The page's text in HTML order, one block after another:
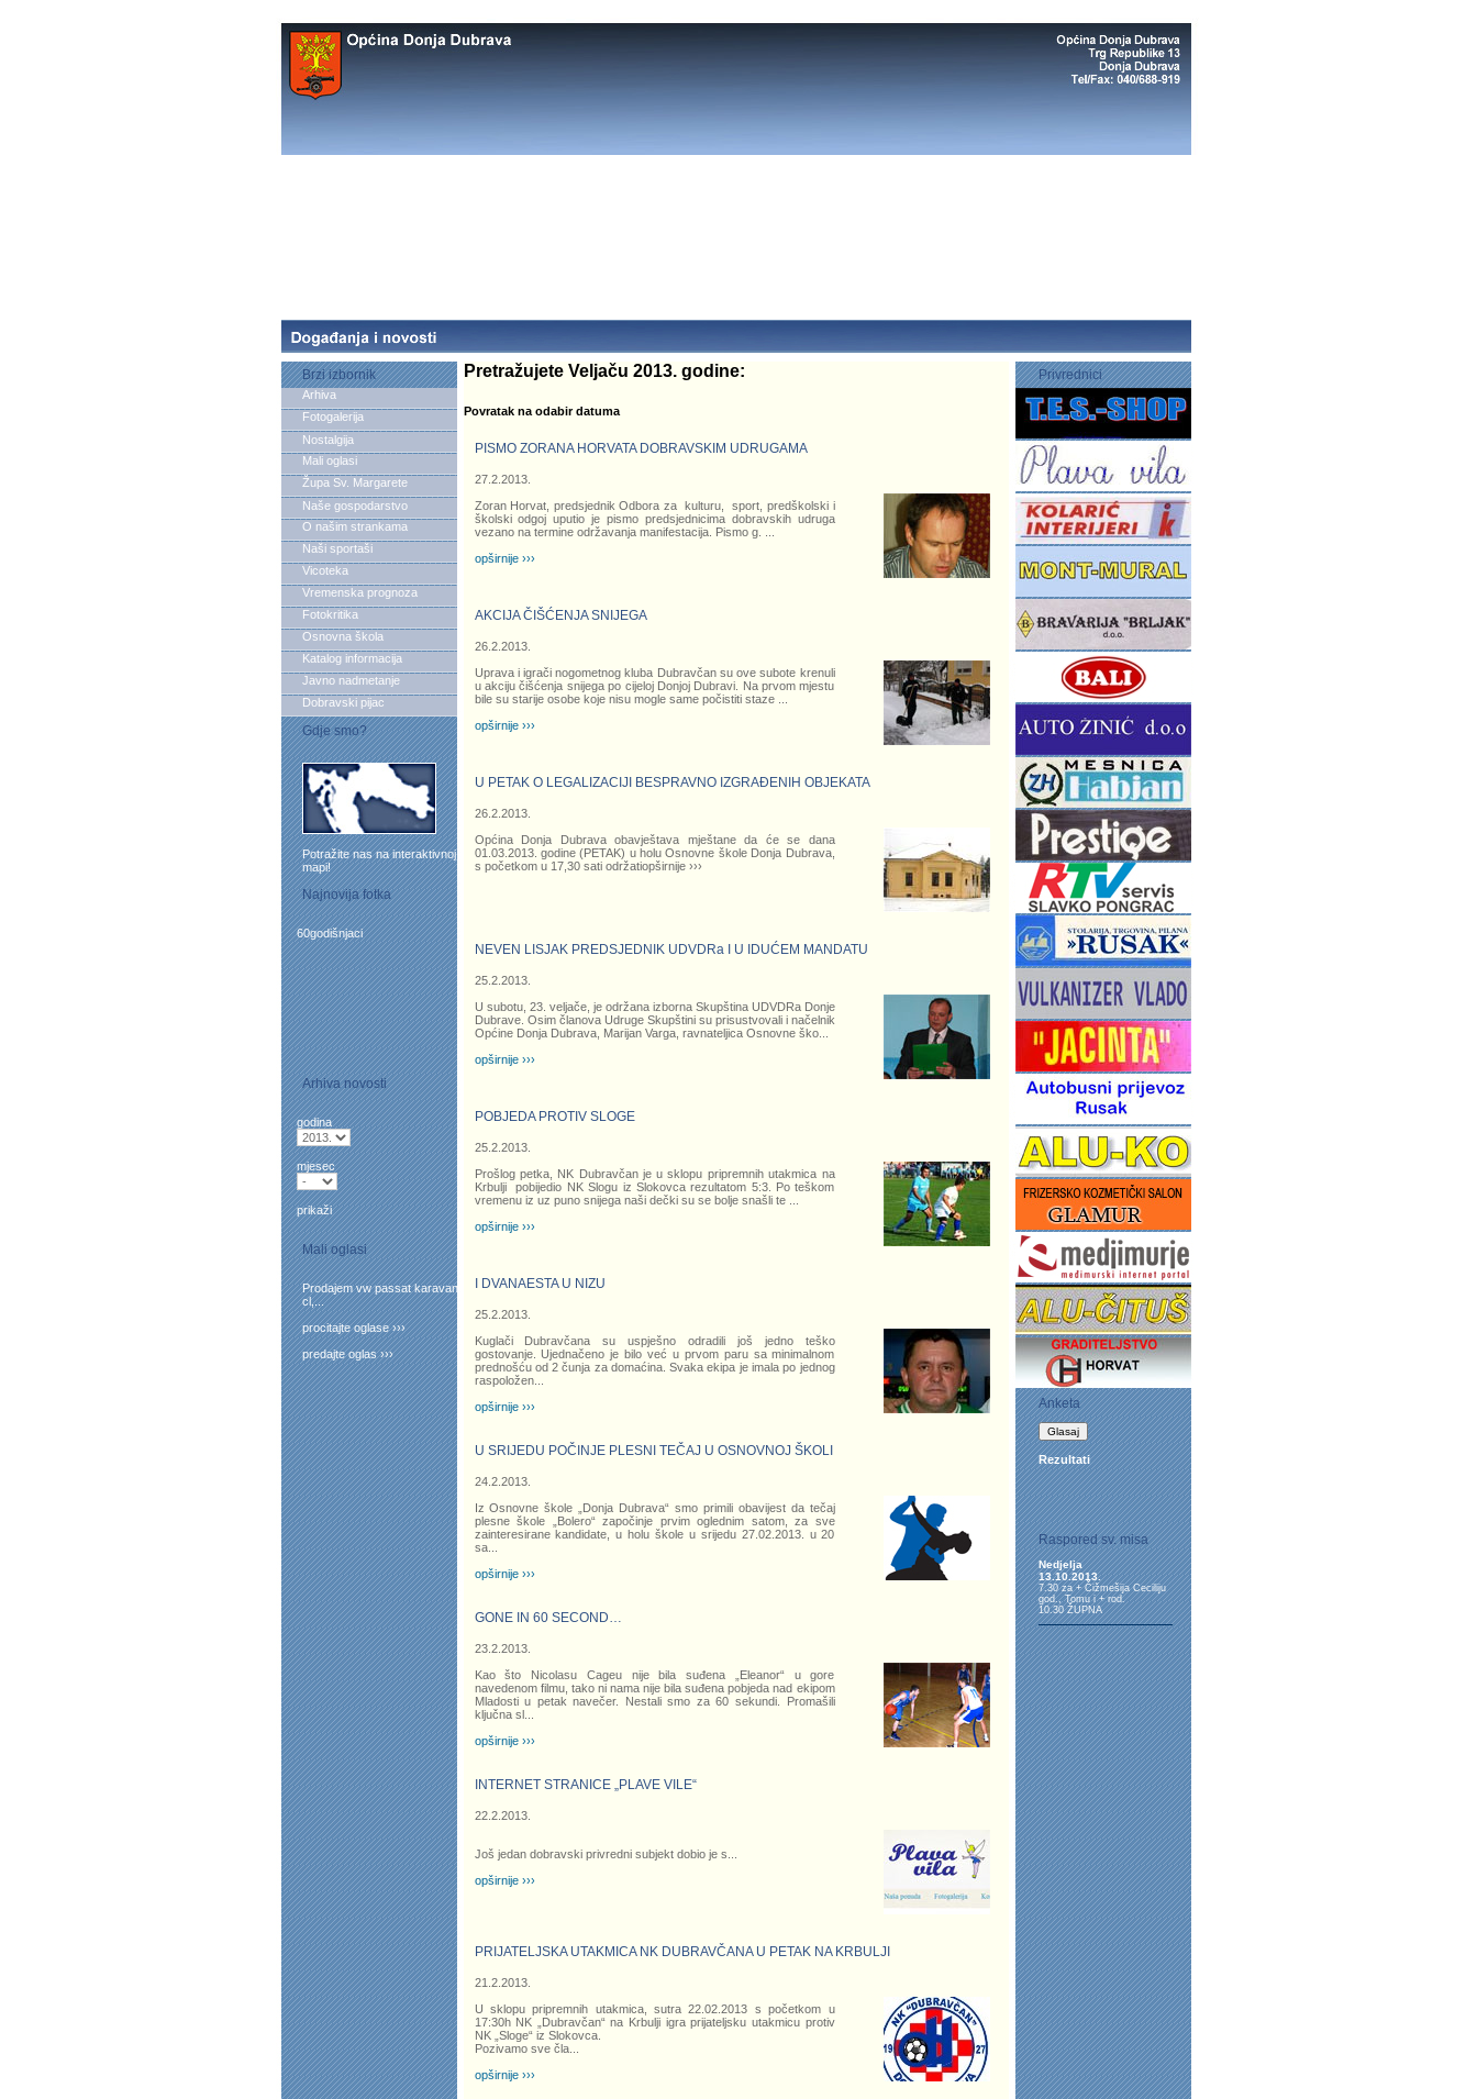
Brzi izbornik
Arhiva
Fotogalerija
Nostalgija
Mali oglasi
Župa Sv. Margarete
Naše gospodarstvo
O našim strankama
Naši sportaši
Vicoteka
Vremenska prognoza
Fotokritika
Osnovna škola
Katalog informacija
Javno nadmetanje
Dobravski pijac
Gdje smo?
Potražite nas na interaktivnoj
mapi!
Najnovija fotka
60godišnjaci
Arhiva novosti
godina
mjesec
prikaži
Mali oglasi
Prodajem vw passat karavan
cl,...
procitajte oglase ›››
predajte oglas ›››
Pretražujete Veljaču 2013. godine:
Povratak na odabir datuma
PISMO ZORANA HORVATA DOBRAVSKIM UDRUGAMA
27.2.2013.
Zoran Horvat, predsjednik Odbora za kulturu, sport, predškolski i
školski odgoj uputio je pismo predsjednicima dobravskih udruga
vezano na termine održavanja manifestacija. Pismo g.
opširnije ›››
AKCIJA ČIŠĆENJA SNIJEGA
26.2.2013.
Uprava i igrači nogometnog kluba Dubravčan su ove subote krenuli
u akciju čišćenja snijega po cijeloj Donjoj Dubravi. Na prvom mjestu
bile su starije osobe koje nisu mogle same počistiti staze
opširnije ›››
U PETAK O LEGALIZACIJI BESPRAVNO IZGRAĐENIH OBJEKATA
26.2.2013.
Općina Donja Dubrava obavještava mještane da će se dana
01.03.2013. godine (PETAK) u holu Osnovne škole Donja Dubrava,
s početkom u 17,30 sati održatiopširnije ›››
NEVEN LISJAK PREDSJEDNIK UDVDRa I U IDUĆEM MANDATU
25.2.2013.
U subotu, 23. veljače, je održana izborna Skupština UDVDRa Donje
Dubrave. Osim članova Udruge Skupštini su prisustvovali i načelnik
Općine Donja Dubrava, Marijan Varga, ravnateljica Osnovne ško...
opširnije ›››
POBJEDA PROTIV SLOGE
25.2.2013.
Prošlog petka, NK Dubravčan je u sklopu pripremnih utakmica na
Krbulji pobijedio NK Slogu iz Slokovca rezultatom 5:3. Po teškom
vremenu iz uz puno snijega naši dečki su se bolje snašli te
opširnije ›››
I DVANAESTA U NIZU
25.2.2013.
Kuglači Dubravčana su uspješno odradili još jedno teško
gostovanje. Ujednačeno je bilo već u prvom paru sa minimalnom
prednošću od 2 čunja za domaćina. Svaka ekipa je imala po jednog
raspoložen...
opširnije ›››
U SRIJEDU POČINJE PLESNI TEČAJ U OSNOVNOJ ŠKOLI
24.2.2013.
Iz Osnovne škole „Donja Dubrava“ smo primili obavijest da tečaj
plesne škole „Bolero“ započinje prvim oglednim satom, za sve
zainteresirane kandidate, u holu škole u srijedu 27.02.2013. u 20
sa...
opširnije ›››
GONE IN 60 SECOND…
23.2.2013.
Kao što Nicolasu Cageu nije bila suđena „Eleanor“ u gore
navedenom filmu, tako ni nama nije bila suđena pobjeda nad ekipom
Mladosti u petak navečer. Nestali smo za 60 sekundi. Promašili
ključna sl
opširnije ›››
INTERNET STRANICE „PLAVE VILE“
22.2.2013.
Još jedan dobravski privredni subjekt dobio je s
opširnije ›››
PRIJATELJSKA UTAKMICA NK DUBRAVČANA U PETAK NA KRBULJI
21.2.2013.
U sklopu pripremnih utakmica, sutra 22.02.2013 s početkom u
17:30h NK „Dubravčan“ na Krbulji igra prijateljsku utakmicu protiv
NK „Sloge“ iz Slokovca.
Pozivamo sve čla...
opširnije ›››
Privrednici
Anketa
Rezultati
Raspored sv. misa
Nedjelja
13.10.2013.
7.30 za + Čižmešija Ceciliju
god., Tomu i + rod.
10.30 ŽUPNA